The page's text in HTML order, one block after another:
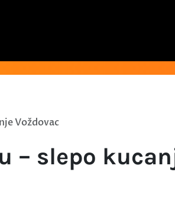
Voždovac
slepo